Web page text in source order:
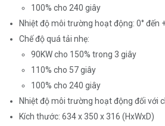
100% cho 240 giây
Nhiệt độ môi trường hoạt động: 0° đến
Chế độ quá tải nhẹ:
90KW cho 150% trong 3 giây
110% cho 57 giây
100% cho 240 giây
Nhiệt độ môi trường hoạt động đối với
Kích thước: 634 x 350 x 316 (HxWxD)